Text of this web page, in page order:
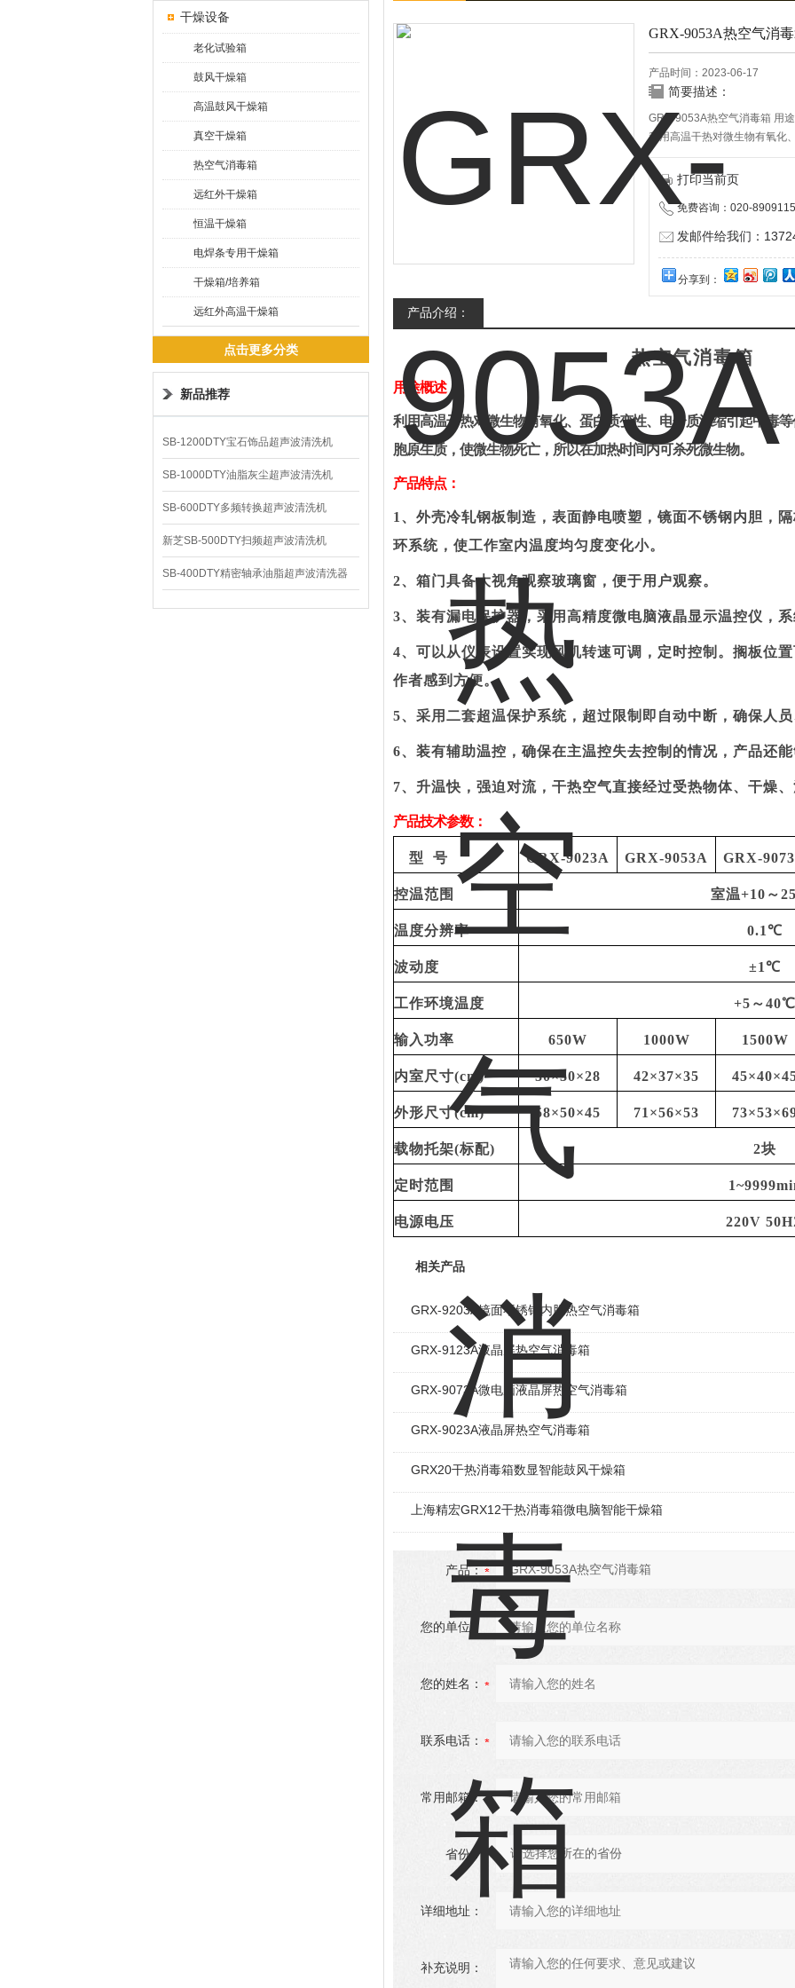
干燥设备
老化试验箱
鼓风干燥箱
高温鼓风干燥箱
真空干燥箱
热空气消毒箱
远红外干燥箱
恒温干燥箱
电焊条专用干燥箱
干燥箱/培养箱
远红外高温干燥箱
点击更多分类
新品推荐
SB-1200DTY宝石饰品超声波清洗机
SB-1000DTY油脂灰尘超声波清洗机
SB-600DTY多频转换超声波清洗机
新芝SB-500DTY扫频超声波清洗机
SB-400DTY精密轴承油脂超声波清洗器
GRX-9053A热空气消
产品时间：2023-06-17
简要描述：
GRX-9053A热空气消毒箱 用
利用高温干热对微生物有氧化
主要是通过氧化作用破坏细胞
微生物。打印当前页
免费咨询：020-
发邮件给我们：
分享到：
产品介绍：
热空气消毒箱
用途概述：
利用高温干热对微生物有氧化、蛋白质变性、电介质浓缩引起中毒
胞原生质，使微生物死亡，所以在加热时间内可杀死微生物。
产品特点：
1、 外壳冷轧钢板制造，表面静电喷塑，镜面不锈钢 内胆 ，
环系统，使工作室内温度均匀度变化小。
2、 箱门具备大视角观察玻璃窗，便于用户观察。
3、 装有漏电保护器 ，采用 高精度微电脑液晶显示温控仪，
4、 可以从仪表设置实现风机转速可调，定时控制。搁板位
作者感到方便。
5、 采用二套超温保护系统，超过限制即自动中断 ，确保人
6、 装有辅助温控，确保在主温控失去控制的情况，产品还
7、 升温快，强迫对流，干热空气直接经过受热物体、干燥
产品技术参数：
型 号 GRX-9023A GRX-9053A GRX-
控温范围 室温+10～
温度分辨率 0.1℃
波动度 ±1℃
工作环境温度 +5～40℃
输入功率 650W 1000W 1500W
内室尺寸(cm) 30×30×28 42×37×35
外形尺寸(cm) 58×50×45 71×56×53
载物托架(标配) 2块
定时范围
电源电压 220V
相关产品
GRX-9203A镜面不锈钢内胆热空气消毒箱
GRX-9123A液晶屏热空气消毒箱
GRX-9073A微电脑液晶屏热空气消毒箱
GRX-9023A液晶屏热空气消毒箱
GRX20干热消毒箱数显智能鼓风干燥箱
上海精宏GRX12干热消毒箱微电脑智能干燥箱
产品：
您的单位：
您的姓名：
联系电话：
常用邮箱：
省份：
详细地址：
补充说明：